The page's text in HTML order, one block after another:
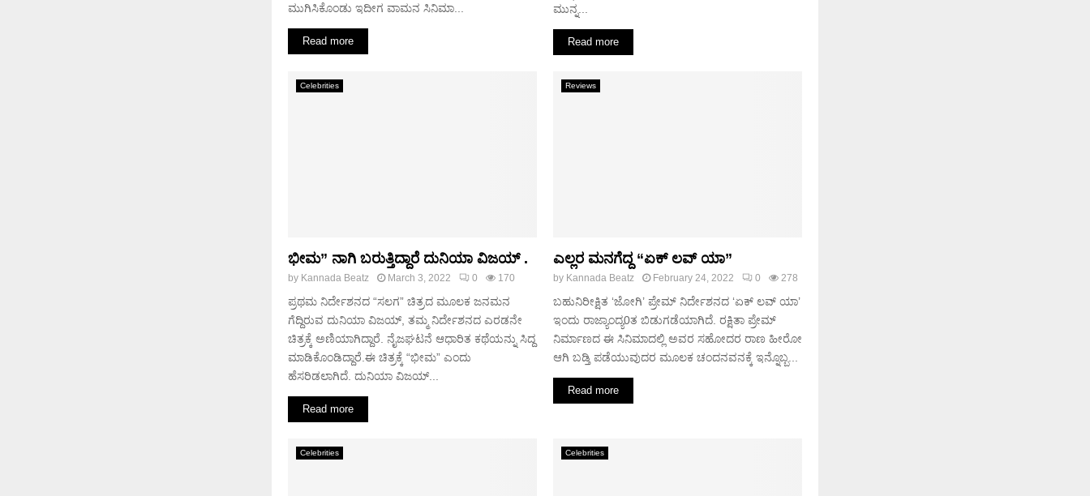
ಮುಗಿಸಿಕೊಂಡು ಇದೀಗ ವಾಮನ ಸಿನಿಮಾ...
Read more
ಮುನ್ನ...
Read more
Celebrities
ಭೀಮ” ನಾಗಿ ಬರುತ್ತಿದ್ದಾರೆ ದುನಿಯಾ ವಿಜಯ್ .
by Kannada Beatz March 3, 2022 0 170
ಪ್ರಥಮ ನಿರ್ದೇಶನದ “ಸಲಗ” ಚಿತ್ರದ ಮೂಲಕ ಜನಮನ
ಗೆದ್ದಿರುವ ದುನಿಯಾ ವಿಜಯ್, ತಮ್ಮ ನಿರ್ದೇಶನದ ಎರಡನೇ
ಚಿತ್ರಕ್ಕೆ ಅಣಿಯಾಗಿದ್ದಾರೆ. ನೈಜಘಟನೆ ಆಧಾರಿತ ಕಥೆಯನ್ನು ಸಿದ್ದ
ಮಾಡಿಕೊಂಡಿದ್ದಾರೆ.ಈ ಚಿತ್ರಕ್ಕೆ “ಭೀಮ” ಎಂದು
ಹೆಸರಿಡಲಾಗಿದೆ. ದುನಿಯಾ ವಿಜಯ್...
Read more
Reviews
ಎಲ್ಲರ ಮನಗೆದ್ದ “ಏಕ್ ಲವ್ ಯಾ”
by Kannada Beatz February 24, 2022 0 278
ಬಹುನಿರೀಕ್ಷಿತ ‘ಜೋಗಿ’ ಪ್ರೇಮ್ ನಿರ್ದೇಶನದ ‘ಏಕ್ ಲವ್ ಯಾ’
ಇಂದು ರಾಜ್ಯಾಂದ್ಯ0ತ ಬಿಡುಗಡೆಯಾಗಿದೆ. ರಕ್ಷಿತಾ ಪ್ರೇಮ್
ನಿರ್ಮಾಣದ ಈ ಸಿನಿಮಾದಲ್ಲಿ ಅವರ ಸಹೋದರ ರಾಣ ಹೀರೋ
ಆಗಿ ಬಡ್ತಿ ಪಡೆಯುವುದರ ಮೂಲಕ ಚಂದನವನಕ್ಕೆ ಇನ್ನೊಬ್ಬ...
Read more
Celebrities Celebrities